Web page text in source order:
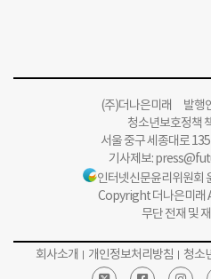
(주)더나은미래 발행
청소년보호정책
서울 중구 세종대로
기사제보:
인터넷신문윤리위원회
Copyright 더나은미래
무단 전재 및
회사소개 개인정보처리방침 청소